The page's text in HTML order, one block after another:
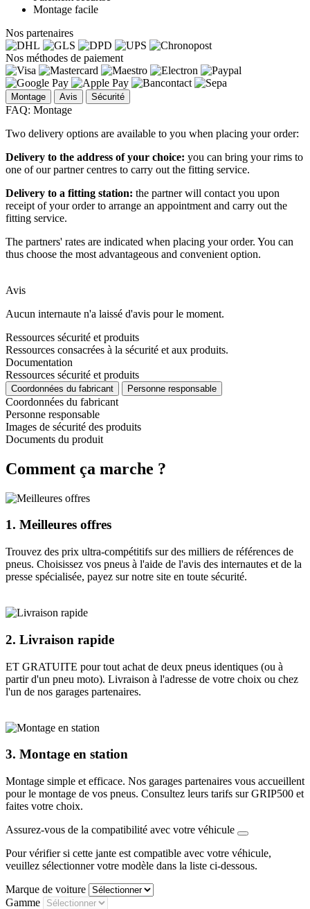
Montage facile
Nos partenaires
Nos méthodes de paiement
Montage Avis Sécurité
FAQ: Montage
Two delivery options are available to you when placing your order:
Delivery to the address of your choice: you can bring your rims to
one of our partner centres to carry out the fitting service.
Delivery to a fitting station: the partner will contact you upon
receipt of your order to arrange an appointment and carry out the
fitting service.
The partners' rates are indicated when placing your order. You can
thus choose the most advantageous and convenient option.
Avis
Aucun internaute n'a laissé d'avis pour le moment.
Ressources sécurité et produits
Ressources consacrées à la sécurité et aux produits.
Documentation
Ressources sécurité et produits
Coordonnées du fabricant Personne responsable
Coordonnées du fabricant
Personne responsable
Images de sécurité des produits
Documents du produit
Comment ça marche ?
1. Meilleures offres
Trouvez des prix ultra-compétitifs sur des milliers de références de
pneus. Choisissez vos pneus à l'aide de l'avis des internautes et de la
presse spécialisée, payez sur notre site en toute sécurité.
2. Livraison rapide
ET GRATUITE pour tout achat de deux pneus identiques (ou à
partir d'un pneu moto). Livraison à l'adresse de votre choix ou chez
l'un de nos garages partenaires.
3. Montage en station
Montage simple et efficace. Nos garages partenaires vous accueillent
pour le montage de vos pneus. Consultez leurs tarifs sur GRIP500 et
faites votre choix.
Assurez-vous de la compatibilité avec votre véhicule
Pour vérifier si cette jante est compatible avec votre véhicule,
veuillez sélectionner votre modèle dans la liste ci-dessous.
Marque de voiture
Gamme